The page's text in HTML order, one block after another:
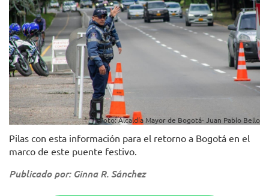
Foto: Alcaldía Mayor de Bogotá- Juan Pablo Bello
Pilas con esta información para el retorno a Bogotá en el
marco de este puente festivo.
Publicado por: Ginna R. Sánchez